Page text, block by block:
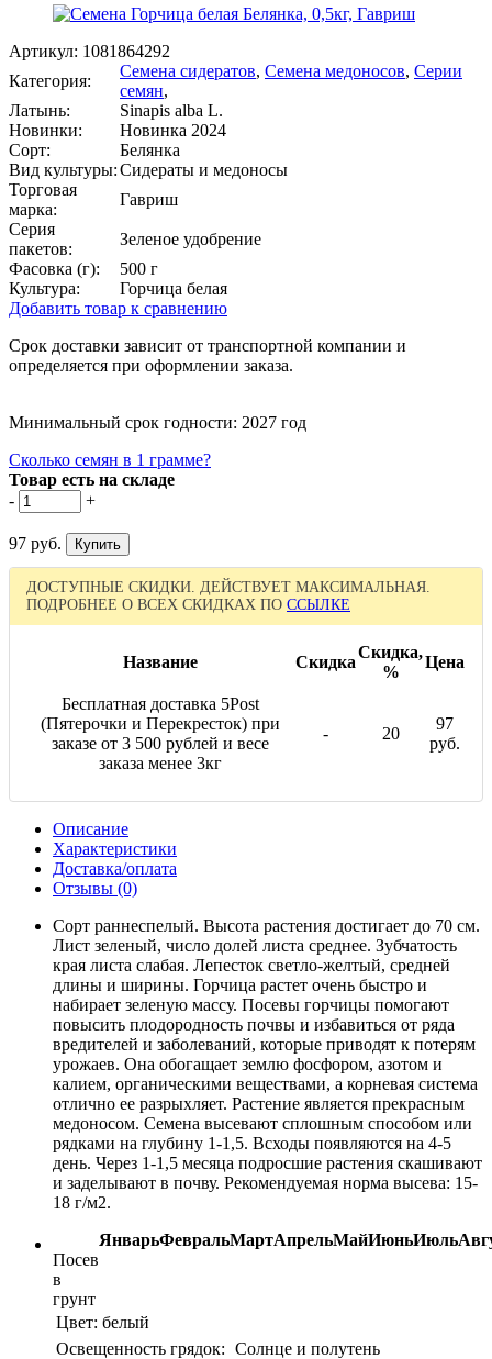
Артикул: 1081864292
Категория:
Семена сидератов, Семена медоносов, Серии
семян,
Латынь:
Sinapis alba L.
Новинки:
Новинка 2024
Сорт:
Белянка
Вид культуры:Сидераты и медоносы
Торговая
марка:
Гавриш
Серия
пакетов:
Зеленое удобрение
Фасовка (г):
500 г
Культура:
Горчица белая
Добавить товар к сравнению
Срок доставки зависит от транспортной компании и
определяется при оформлении заказа.
Минимальный срок годности: 2027 год
Сколько семян в 1 грамме?
Товар есть на складе
-
+
97 руб.
ДОСТУПНЫЕ СКИДКИ. ДЕЙСТВУЕТ МАКСИМАЛЬНАЯ.
ПОДРОБНЕЕ О ВСЕХ СКИДКАХ ПО ССЫЛКЕ
Название Скидка
Скидка,
%
Цена
Бесплатная доставка 5Post
(Пятерочки и Перекресток) при
заказе от 3 500 рублей и весе
заказа менее 3кг
- 20
97
руб.
Описание
Характеристики
Доставка/оплата
Отзывы (0)
Сорт раннеспелый. Высота растения достигает до 70 см.
Лист зеленый, число долей листа среднее. Зубчатость
края листа слабая. Лепесток светло-желтый, средней
длины и ширины. Горчица растет очень быстро и
набирает зеленую массу. Посевы горчицы помогают
повысить плодородность почвы и избавиться от ряда
вредителей и заболеваний, которые приводят к потерям
урожаев. Она обогащает землю фосфором, азотом и
калием, органическими веществами, а корневая система
отлично ее разрыхляет. Растение является прекрасным
медоносом. Семена высевают сплошным способом или
рядками на глубину 1-1,5. Всходы появляются на 4-5
день. Через 1-1,5 месяца подросшие растения скашивают
и заделывают в почву. Рекомендуемая норма высева: 15-
18 г/м2.
ЯнварьФевральМартАпрельМайИюньИюль
Посев
в
грунт
Цвет: белый
Освещенность грядок: Солнце и полутень